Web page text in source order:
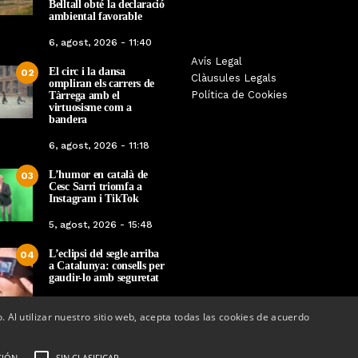
Belltall obté la declaració
ambiental favorable
6, agost, 2026 - 11:40
02
El circ i la dansa
ompliran els carrers de
Tàrrega amb el
virtuosisme com a
bandera
6, agost, 2026 - 11:18
03
L’humor en català de
Cesc Sarri triomfa a
Instagram i TikTok
5, agost, 2026 - 15:48
04
L’eclipsi del segle arriba
a Catalunya: consells per
gaudir-lo amb seguretat
Avís Legal
Clàusules Legals
Política de Cookies
Les Gastrosàvies protagonitzen
una gran trobada al Món Sant
Benet que referma el valor de la
cuina tradicional
27, novembre, 2025 - 08:28
protagonista de la
Cinema Espiritual de
utilizar nuestro sitio web, acepta todas las cookies de acuerdo